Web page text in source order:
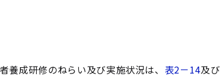
成研修のねらい及び実施状況は、 表2－14及び